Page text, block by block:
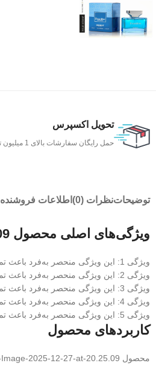
تحویل اکسپرس
حمل رایگان سفارشات بالای 1 میلیون تومان
توضیحاتنظرات (0) اطلاعات فروشنده
ویژگی‌های اصلی محصول WhatsApp-Image-2025-12-27-at-20.25.09
ویژگی 1: این ویژگی منحصر به‌فرد باعث تمایز محصول WhatsApp-Image-2025-12-27-at-20.25.09 از رقبا می‌شود
ویژگی 2: این ویژگی منحصر به‌فرد باعث تمایز محصول WhatsApp-Image-2025-12-27-at-20.25.09 از رقبا می‌شود
ویژگی 3: این ویژگی منحصر به‌فرد باعث تمایز محصول WhatsApp-Image-2025-12-27-at-20.25.09 از رقبا می‌شود
ویژگی 4: این ویژگی منحصر به‌فرد باعث تمایز محصول WhatsApp-Image-2025-12-27-at-20.25.09 از رقبا می‌شود
ویژگی 5: این ویژگی منحصر به‌فرد باعث تمایز محصول WhatsApp-Image-2025-12-27-at-20.25.09 از رقبا می‌شود
کاربردهای محصول
محصول WhatsApp-Image-2025-12-27-at-20.25.09 برای مصارف متعددی از جمله: